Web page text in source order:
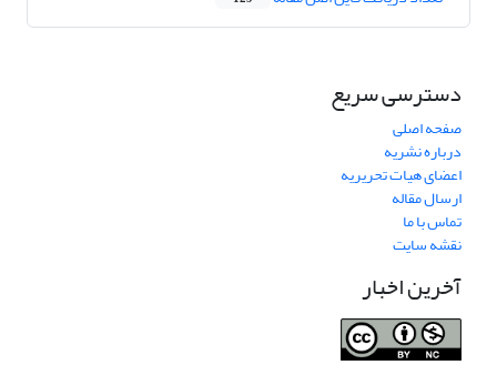
دسترسی سریع
صفحه اصلی
درباره نشریه
اعضای هیات تحریریه
ارسال مقاله
تماس با ما
نقشه سایت
آخرین اخبار